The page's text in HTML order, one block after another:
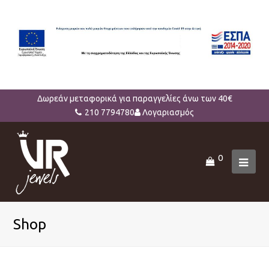
Δωρεάν μεταφορικά για παραγγελίες άνω των 40€
210 7794780
Λογαριασμός
0
Shop